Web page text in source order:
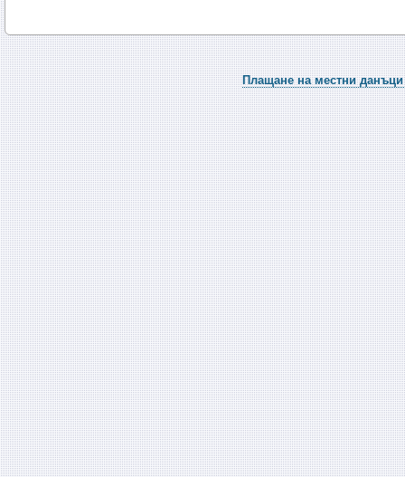
Плащане на местни данъци